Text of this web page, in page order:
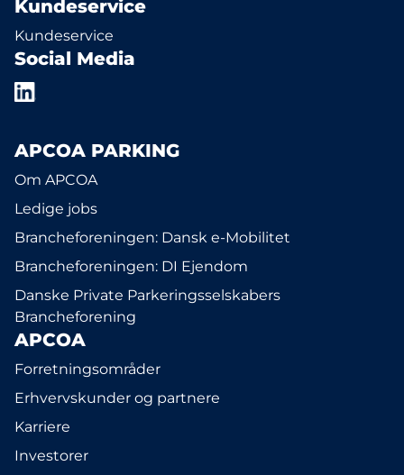
Kundeservice
Kundeservice
Social Media
APCOA PARKING
Om APCOA
Ledige jobs
Brancheforeningen: Dansk e-Mobilitet
Brancheforeningen: DI Ejendom
Danske Private Parkeringsselskabers
Brancheforening
APCOA
Forretningsområder
Erhvervskunder og partnere
Karriere
Investorer